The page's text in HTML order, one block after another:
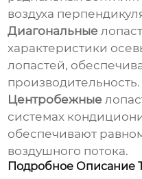
воздуха
Диагональные
характеристики
лопастей,
производительность.
Центробежные
системах
обеспечивают
воздушного потока.
Подробное Описание